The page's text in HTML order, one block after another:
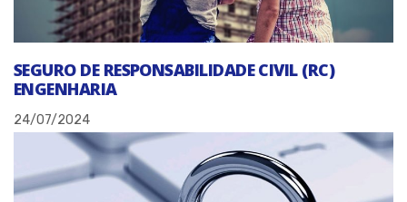
SEGURO DE RESPONSABILIDADE CIVIL (RC)
ENGENHARIA
24/07/2024